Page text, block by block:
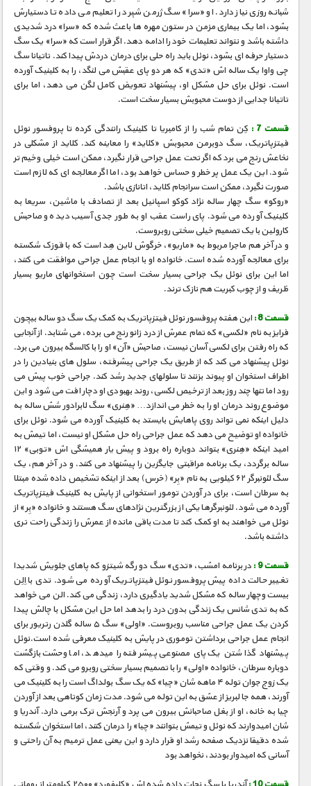
شبانه روزی نیاز دارد. او «سرا» سگ ژرمن شپرد را تعلیم می داده تا دستیارش
بشود، اما یک بیماری مزمن در ستون مهره ها باعث شده که «سرا» درد شدیدی
داشته باشد و نتواند تعلیمات خود را ادامه دهد. اگر قرار است که «سرا» یک سگ
دستیار حرفه ای بشود، نوئل باید راه حلی برای درمان دردش پیدا کند. تاتیانا سگ
چی واوا یک ساله اش «تدی» که هر دو پای عقبش می لنگد، را به کلینیک آورده
است. نوئل برای حل مشکل او، پیشنهاد تعویض کامل لگن می دهد، اما برای
تاتیانا جدایی از دوست محبوبش بسیار سخت است.
قسمت 7 :
کِن تمام شب را از کامبریا تا کلینیک رانندگی کرده تا پروفسور نوئل
فیتزپاتریک، سگ دوبرمن محبوبش «کلاید» را معاینه کند. کلاید از مشکلی در
نخاعش رنج می برد که اگر تحت عمل جراحی قرار نگیرد، ممکن است خیلی وخیم تر
شود. این یک عمل پر خطر و حساس خواهد بود، اما اگر معالجه ای که لازم است
صورت نگیرد، ممکن است سرانجام کلاید، اتانازی باشد.
«روکو» سگ چهار ساله نژاد کوکو اسپانیل بعد از تصادف با ماشین، سریعا به
کلینیک آورده می شود. پای راست عقب او به طور جدی آسیب دیده و صاحبش
کارولین با یک تصمیم خیلی سختی روبروست.
و در آخر هم ماجرا مربوط به «ماریو»، خرگوش لاین هِد است که با قوزک شکسته
برای معالجه آورده شده است. خانواده او با انجام عمل جراحی موافقت می کنند،
اما این برای نوئل یک جراحی بسیار سخت است چون استخوانهای ماریو بسیار
ظریف و از چوب کبریت هم نازک ترند.
قسمت 8 :
این هفته پروفسور نوئل فیتزپاتریک به کمک یک سگ دو ساله بیچون
فرایز به نام «لکسی» که تمام عمرش از درد زانو رنج می برده، می شتابد. از آنجایی
که راه رفتن برای لکسی آسان نیست، صاحبش «آن» او را با کالسگه بیرون می برد.
نوئل پیشنهاد می کند که از طریق یک جراحی پیشرفته، سلول های بنیادین را در
اطراف استخوان او پیوند بزنند تا سلولهای جدید رشد کند. جراحی خوب پیش می
رود اما تنها چند روز بعد از ترخیص لکسی، روند بهبودی او دچار افت می شود و این
موضوع روند درمان او را به خطر می اندازد… «هِنری» سگ لابرادور شش ساله به
دلیل اینکه نمی تواند روی پاهایش بایستد به کلینیک آورده می شود. نوئل برای
خانواده او توضیح می دهد که عمل جراحی راه حل مشکل او نیست، اما تیمش به
امید اینکه «هِنری» بتواند دوباره راه برود و پیش یار همیشگی اش «توبی» ۱۲
ساله برگردد، یک برنامه مراقبتی جایگزین را پیشنهاد می کنند. و در آخر هم، یک
سگ لئونبرگر ۶۲ کیلویی به نام «بِر» (خرس) بعد از اینکه تشخیص داده شده مبتلا
به سرطان است، برای در آوردن تومور استخوانی از پایش به کلینیک فیتزپاتریک
آورده می شود. لئونبرگرها یکی از بزرگترین نژادهای سگ هستند و خانواده «بِر» از
نوئل می خواهند به او کمک کند تا مدت باقی مانده از عمرش را زندگی راحت تری
داشته باشد.
قسمت 9 :
در برنامه امشب، «تدی» سگ دو رگه شیتزو که پاهای جلویش شدیدا
تغییر حالت داده پیش پروفسور نوئل فیتزپاتریک آورده می شود. تدی با اِلِن
بیست وچهار ساله که مشکل شدید یادگیری دارد، زندگی می کند. الن می خواهد
که به تدی شانس یک زندگی بدون درد را بدهد اما حل این مشکل با چالش پیدا
کردن یک عمل جراحی مناسب روبروست. «اولی» سگ ۵ ساله گلدن رتریور برای
انجام عمل جراحی برداشتن توموری در پایش به کلینیک معرفی شده است.نوئل
پیشنهاد گذاشتن یک پای مصنوعی پیشرفته را میدهد، اما وحشت بازگشت
دوباره سرطان، خانواده «اولی» را با تصمیم بسیار سختی روبرو می کند. و وقتی که
یک زوج جوان توله ۴ ماهه شان «چیا» که یک سگ بولداگ است را به کلینیک می
آورند، همه جا لبریز از عشق به این توله می شود. مدت زمان کوتاهی بعد از آوردن
چیا به خانه، او از بغل صاحبانش بیرون می پرد و آرنجش ترک برمی دارد. آندریا و
شان امیدوارند که نوئل و تیمش بتوانند «چیا» را درمان کنند، اما استخوان شکسته
شده دقیقا نزدیک صفحه رشد او قرار دارد و این یعنی عمل ترمیم به آن راحتی و
آسانی که امیدوار بودند، نخواهد بود